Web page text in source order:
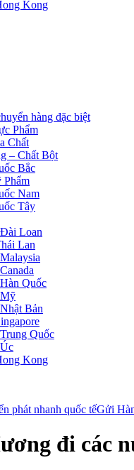
Kong
hàng đặc biệt
Phẩm
Chất
– Chất Bột
Bắc
Nam
Tây
Loan
Lan
Quốc
Bản
Quốc
Kong
phát nhanh quốc tếGửi
đi các